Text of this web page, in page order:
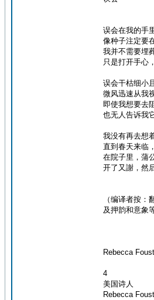
误会在我的手
像种子注定要
我并不需要埋
只是打开手心
误会干枯细小
微风迅速从我
即使我想要去
也无人告诉我
我没有再去想
直到春天来临
在院子里，蒲
开了又謝，然
（编译者按
及押韵和意象
Rebecca Foust
4
美国诗人
Rebecca